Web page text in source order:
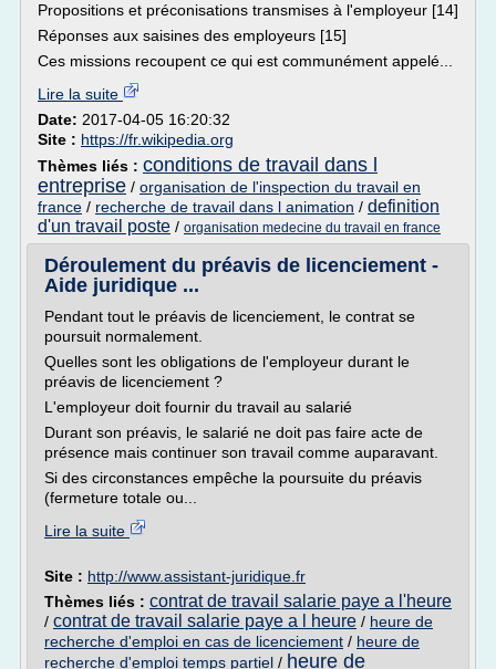
Propositions et préconisations transmises à l'employeur [14]
Réponses aux saisines des employeurs [15]
Ces missions recoupent ce qui est communément appelé...
Lire la suite
Date: 2017-04-05 16:20:32
Site : https://fr.wikipedia.org
Thèmes liés : conditions de travail dans l
entreprise / organisation de l'inspection du travail en
france / recherche de travail dans l animation / definition
d'un travail poste / organisation medecine du travail en france
Déroulement du préavis de licenciement -
Aide juridique ...
Pendant tout le préavis de licenciement, le contrat se
poursuit normalement.
Quelles sont les obligations de l'employeur durant le
préavis de licenciement ?
L'employeur doit fournir du travail au salarié
Durant son préavis, le salarié ne doit pas faire acte de
présence mais continuer son travail comme auparavant.
Si des circonstances empêche la poursuite du préavis
(fermeture totale ou...
Lire la suite
Site : http://www.assistant-juridique.fr
Thèmes liés : contrat de travail salarie paye a l'heure
/ contrat de travail salarie paye a l heure / heure de
recherche d'emploi en cas de licenciement / heure de
recherche d'emploi temps partiel / heure de